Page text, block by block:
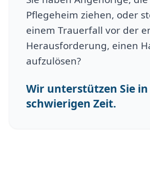
Pflegeheim ziehen, oder
einem Trauerfall vor der
Herausforderung, einen
aufzulösen?
Wir unterstützen Sie in
schwierigen Zeit.